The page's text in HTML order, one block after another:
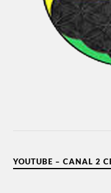
YOUTUBE – CANAL 2